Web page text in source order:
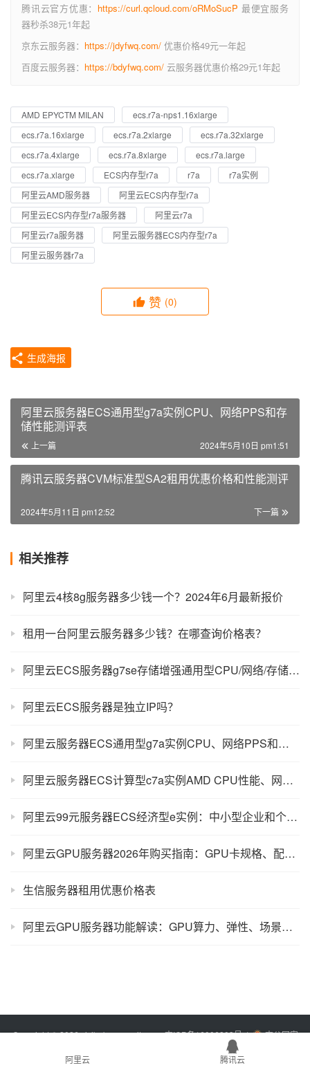
腾讯云官方优惠： https://curl.qcloud.com/oRMoSucP 最便宜服务
器秒杀38元1年起
京东云服务器： https://jdyfwq.com/ 优惠价格49元一年起
百度云服务器： https://bdyfwq.com/ 云服务器优惠价格29元1年起
AMD EPYCTM MILAN
ecs.r7a-nps1.16xlarge
ecs.r7a.16xlarge
ecs.r7a.2xlarge
ecs.r7a.32xlarge
ecs.r7a.4xlarge
ecs.r7a.8xlarge
ecs.r7a.large
ecs.r7a.xlarge
ECS内存型r7a r7a
r7a实例
阿里云AMD服务器
阿里云ECS内存型r7a
阿里云ECS内存型r7a服务器
阿里云r7a
阿里云r7a服务器
阿里云服务器ECS内存型r7a
阿里云服务器r7a
赞 (0)
生成海报
阿里云服务器ECS通用型g7a实例CPU、网络PPS和存
储性能测评表
上一篇 2024年5月10日 pm1:51
腾讯云服务器CVM标准型SA2租用优惠价格和性能测评
下一篇
2024年5月11日 pm12:52
相关推荐
阿里云4核8g服务器多少钱一个？2024年6月最新报价
租用一台阿里云服务器多少钱？在哪查询价格表？
阿里云ECS服务器g7se存储增强通用型CPU/网络/存储/性能测评
阿里云ECS服务器是独立IP吗？
阿里云服务器ECS通用型g7a实例CPU、网络PPS和存储性能测评表
阿里云服务器ECS计算型c7a实例AMD CPU性能、网络PPS和存储IO测评
阿里云99元服务器ECS经济型e实例：中小型企业和个人性价比首选
阿里云GPU服务器2026年购买指南：GPU卡规格、配置价格及使用场景解读
生信服务器租用优惠价格表
阿里云GPU服务器功能解读：GPU算力、弹性、场景优化、安全及生态全解析
Copyright © 2026 xixibobo.comsitemap吉ICP备16006803号-1
吉公网安
阿里云
腾讯云